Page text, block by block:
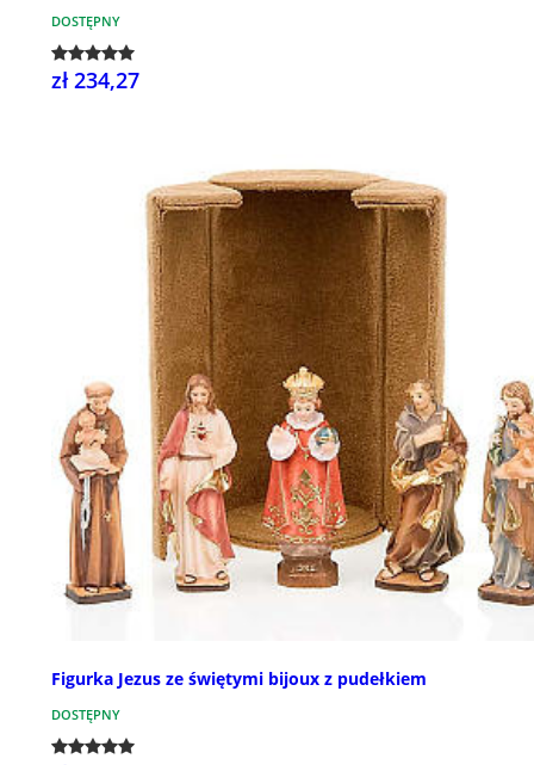
DOSTĘPNY
zł 234,27
Figurka Jezus ze świętymi bijoux z pudełkiem
DOSTĘPNY